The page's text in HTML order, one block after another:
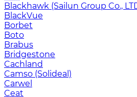
Blackhawk (Sailun Group Co.,
BlackVue
Borbet
Boto
Brabus
Bridgestone
Cachland
Camso (Solideal)
Carwel
Ceat